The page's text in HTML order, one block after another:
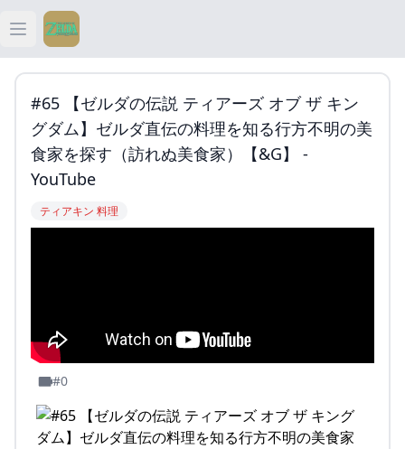
Open main menu
ティアキン
ティアキン 祠
ティアキン 武器
#65 【ゼルダの伝説 ティアーズ オブ ザ キン
グダム】ゼルダ直伝の料理を知る行方不明の美
食家を探す（訪れぬ美食家）【&G】 -
YouTube
ティアキン 料理
#0